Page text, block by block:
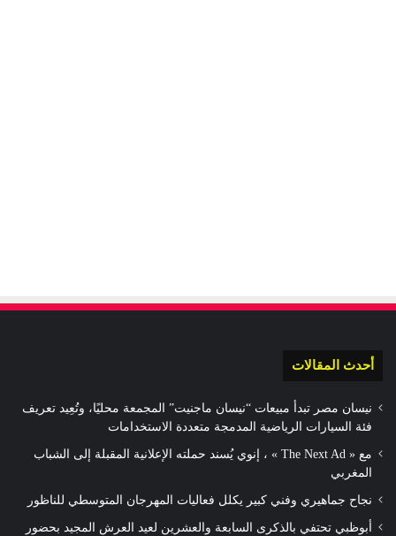
أحدث المقالات
نيسان مصر تبدأ مبيعات “نيسان ماجنيت” المجمعة محليًا، وتُعِيد تعريف
فئة السيارات الرياضية المدمجة متعددة الاستخدامات
مع « The Next Ad » ، إنوي يُسند حملته الإعلانية المقبلة إلى الشباب
المغربي
نجاح جماهيري وفني كبير يكلل فعاليات المهرجان المتوسطي للناظور
أبوظبي تحتفي بالذكرى السابعة والعشرين لعيد العرش المجيد بحضور